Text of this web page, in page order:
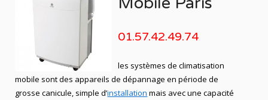
01.57.42.49.74
les systèmes de climatisation
mobile sont des appareils de dépannage en période de
grosse canicule, simple d’installation mais avec une capacité